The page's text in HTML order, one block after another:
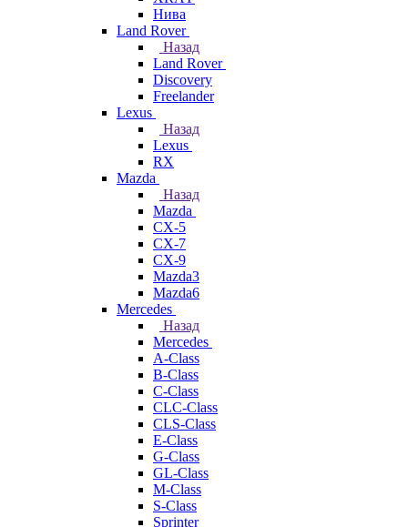
Нива
Land Rover
Назад
Land Rover
Discovery
Freelander
Lexus
Назад
Lexus
RX
Mazda
Назад
Mazda
CX-5
CX-7
CX-9
Mazda3
Mazda6
Mercedes
Назад
Mercedes
A-Class
B-Class
C-Class
CLC-Class
CLS-Class
E-Class
G-Class
GL-Class
M-Class
S-Class
Sprinter